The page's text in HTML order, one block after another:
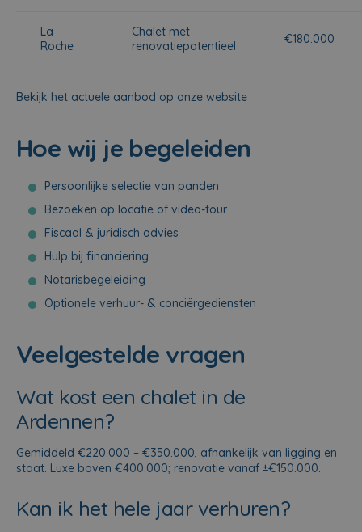
La
Roche
Chalet met
renovatiepotentieel
€180.000
Bekijk het actuele aanbod op onze website
Hoe wij je begeleiden
Persoonlijke selectie van panden
Bezoeken op locatie of video-tour
Fiscaal & juridisch advies
Hulp bij financiering
Notarisbegeleiding
Optionele verhuur- & conciërgediensten
Veelgestelde vragen
Wat kost een chalet in de
Ardennen?
Gemiddeld €220.000 – €350.000, afhankelijk van ligging en
staat. Luxe boven €400.000; renovatie vanaf ±€150.000.
Kan ik het hele jaar verhuren?